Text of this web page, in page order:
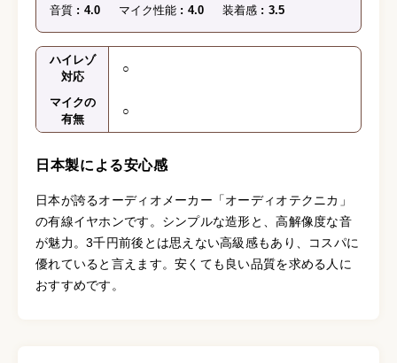
音質 4.0 マイク性能 4.0 装着感 3.5
ハイレゾ
対応
○
マイクの
有無
○
日本製による安心感
日本が誇るオーディオメーカー「オーディオテクニカ」
の有線イヤホンです。シンプルな造形と、高解像度な音
が魅力。3千円前後とは思えない高級感もあり、コスパに
優れていると言えます。安くても良い品質を求める人に
おすすめです。